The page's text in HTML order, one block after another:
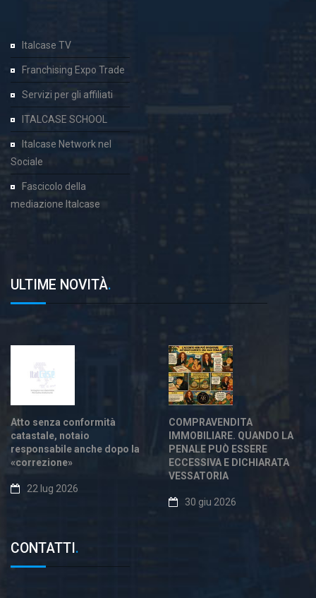
Italcase TV
Franchising Expo Trade
Servizi per gli affiliati
ITALCASE SCHOOL
Italcase Network nel
Sociale
Fascicolo della
mediazione Italcase
ULTIME NOVITÀ.
Atto senza conformità
catastale, notaio
responsabile anche dopo la
«correzione»
22 lug 2026
COMPRAVENDITA
IMMOBILIARE. QUANDO LA
PENALE PUÒ ESSERE
ECCESSIVA E DICHIARATA
VESSATORIA
30 giu 2026
CONTATTI .